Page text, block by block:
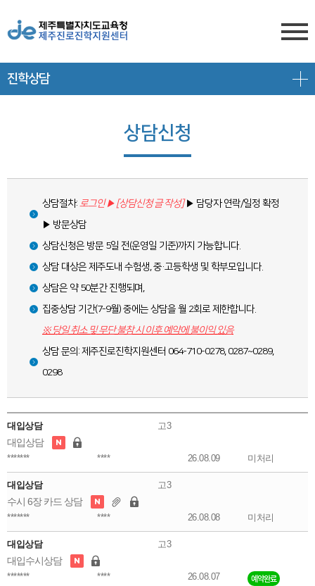
센터소개
찾아오시는 길
대학 정보
전형 정보
상담신청
프로그램 안내
제주도교육청 유튜브
고교-대학 연계 프로그램
프로그램 신청
갤러리
공지/대입정보
공지사항
대입 뉴스
대입 자료
회원서비스
로그인
회원가입
진학상담
상담신청
상담절차:로그인 ▶ [상담신청 글 작성]▶ 담당자 연락/일정 확정
▶ 방문상담
상담신청은 방문 5일 전(운영일 기준)까지 가능합니다.
상담 대상은 제주도내 수험생, 중·고등학생 및 학부모입니다.
상담은 약 50분간 진행되며,
집중상담 기간(7-9월) 중에는 상담을 월 2회로 제한합니다.
※ 당일 취소 및 무단 불참 시 이후 예약에 불이익 있음
상담 문의: 제주진로진학지원센터 064-710-0278, 0287~0289,
0298
대입상담 고3
대입상담
******* **** 26.08.09 미처리
대입상담 고3
수시 6장 카드 상담
******* **** 26.08.08 미처리
대입상담 고3
대입수시상담
******* **** 26.08.07 예약완료